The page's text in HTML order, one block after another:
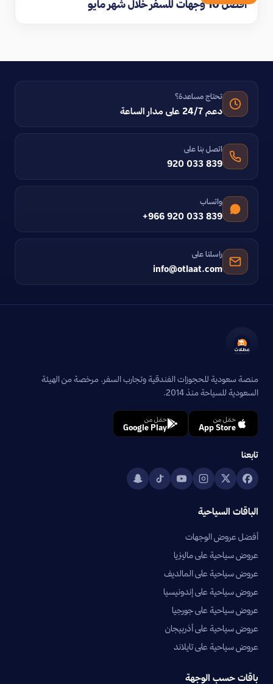
افضل 10 وجهات للسفر خلال شهر مايو
تحتاج مساعدة؟
دعم 24/7 على مدار الساعة
اتصل بنا على
920 033 839
واتساب
+966 920 033 839
راسلنا على
info@otlaat.com
منصة سعودية للحجوزات الفندقية وتجارب السفر. مرخصة من الهيئة
السعودية للسياحة منذ 2014.
حمّل من
App Store
حمّل من
Google Play
تابعنا
الباقات السياحية
أفضل عروض الوجهات
عروض سياحية على ماليزيا
عروض سياحية على المالديف
عروض سياحية على إندونيسيا
عروض سياحية على جورجيا
عروض سياحية على أذربيجان
عروض سياحية على تايلاند
باقات حسب الوجهة